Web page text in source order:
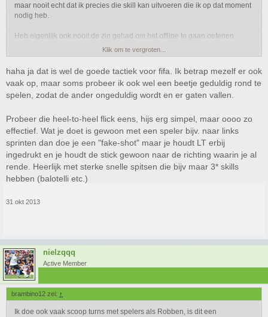
maar nooit echt dat ik precies die skill kan uitvoeren die ik op dat moment
nodig heb.
Heb eigenlijk ook nooit de zin gehad om het offline te gaan oefenen
waardoor ik het dus online probeerde en dat liep niet altijd goed af
Daarom skill ik dus bijna nooit.
Toch domineer ik vaak genoeg in wedstrijden maar daarintegen houd ik er
totaal niet van om echt op balbezit te spelen. Heb er ook echt een hekel
aan om tegen zulke mensen te spelen, hele tijd lopen met de bal en
). Kortom de mensen die Barca proberen na te doen, tegen zulke mensen
doe ik altijd extra me best om te winnen
Als ik de bal heb gewoon zo snel mogelijk naar voren en die bal erin
knallen. Beetje zoals Chelsea en Real Madrid in het echt spelen. De
Mourinho tactiek dus
Klik om te vergroten...
haha ja dat is wel de goede tactiek voor fifa. Ik betrap mezelf er ook
vaak op, maar soms probeer ik ook wel een beetje geduldig rond te
spelen, zodat de ander ongeduldig wordt en er gaten vallen.
Probeer die heel-to-heel flick eens, hijs erg simpel, maar oooo zo
effectief. Wat je doet is gewoon met een speler bijv. naar links
sprinten dan doe je een "fake-shot" maar je houdt LT erbij
ingedrukt en je houdt de stick gewoon naar de richting waarin je al
rende. Heerlijk met sterke snelle spitsen die bijv maar 3* skills
hebben (balotelli etc.)
31 okt 2013
nielzqqq
Active Member
brambino12 zei: ↑
Ik doe ook vaak scoop turns met spelers als Robben, is dit een